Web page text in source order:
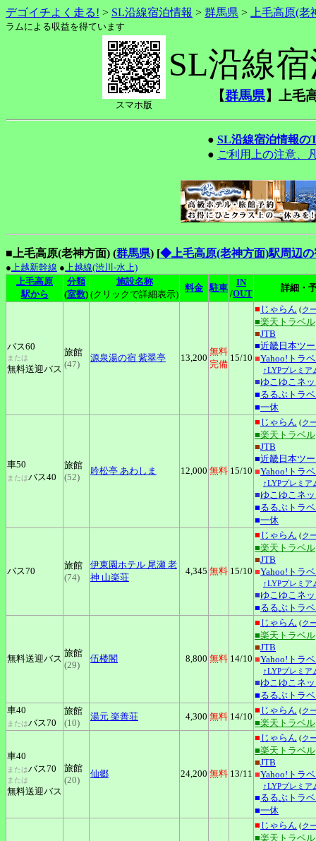
デゴイチよく走る! > SL沿線宿泊情報 > 群馬県 > 上毛高原(老
ラムによる収益を得ています
スマホ版
SL沿線
【群馬県】上毛
● SL沿線宿泊情報の
● ご利用上の注意、
■上毛高原(老神方面) (群馬県) [◆上毛高原(老神方面)駅周辺
●上越新幹線 ●上越線(渋川-水上)
上毛高原
駅から
分類
(室数)
施設名称
(クリックで詳細表示)
料金 駐車
IN
/OUT
詳細・
バス60
または
無料送迎バス
旅館
(47)
源泉湯の宿 紫翠亭 13,200
無料
完備
15/10
■ じゃらん (ク
■楽天トラベル
■JTB
■近畿日本ツ
■Yahoo!トラ
↑LYPプレミア
■ゆこゆこネ
■るるぶトラ
■一休
車50
またはバス40
旅館
(52)
吟松亭 あわしま 12,000 無料 15/10
■ じゃらん (ク
■楽天トラベル
■JTB
■近畿日本ツ
■Yahoo!トラ
↑LYPプレミア
■ゆこゆこネ
■るるぶトラ
■一休
バス70
旅館
(74)
伊東園ホテル 尾瀬 老
神 山楽荘
4,345 無料 15/10
■ じゃらん (ク
■楽天トラベル
■JTB
■Yahoo!トラ
↑LYPプレミア
■ゆこゆこネ
■るるぶトラ
無料送迎バス
旅館
(29)
伍楼閣 8,800 無料 14/10
■ じゃらん (ク
■楽天トラベル
■JTB
■Yahoo!トラ
↑LYPプレミア
■ゆこゆこネ
■るるぶトラ
車40
またはバス70
旅館
(10)
湯元 楽善荘 4,300 無料 14/10
■ じゃらん (ク
■楽天トラベル
車40
またはバス70
または
無料送迎バス
旅館
(20)
仙郷 24,200 無料 13/11
■ じゃらん (ク
■楽天トラベル
■JTB
■Yahoo!トラ
↑LYPプレミア
■るるぶトラ
■一休
■ じゃらん (ク
■楽天トラベル